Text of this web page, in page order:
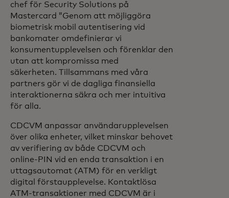
chef för Security Solutions på
Mastercard ”Genom att möjliggöra
biometrisk mobil autentisering vid
bankomater omdefinierar vi
konsumentupplevelsen och förenklar den
utan att kompromissa med
säkerheten. Tillsammans med våra
partners gör vi de dagliga finansiella
interaktionerna säkra och mer intuitiva
för alla.
CDCVM anpassar användarupplevelsen
över olika enheter, vilket minskar behovet
av verifiering av både CDCVM och
online-PIN vid en enda transaktion i en
uttagsautomat (ATM) för en verkligt
digital förstaupplevelse. Kontaktlösa
ATM-transaktioner med CDCVM är i